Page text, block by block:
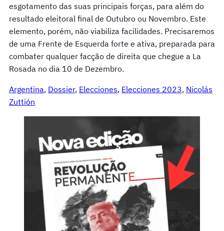
esgotamento das suas principais forças, para além do
resultado eleitoral final de Outubro ou Novembro. Este
elemento, porém, não viabiliza facilidades. Precisaremos
de uma Frente de Esquerda forte e ativa, preparada para
combater qualquer facção de direita que chegue a La
Rosada no dia 10 de Dezembro.
Argentina, Dossier, Elecciones, Elecciones 2023, Nicolás
Zuttión